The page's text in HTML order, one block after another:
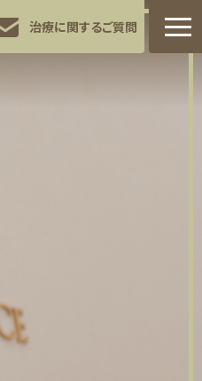
治療に関するご質問